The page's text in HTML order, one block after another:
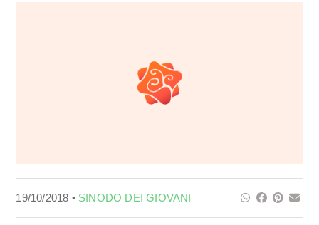
19/10/2018 • SINODO DEI GIOVANI